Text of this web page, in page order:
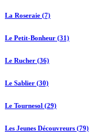
La Roseraie (7)
Le Petit-Bonheur (31)
Le Rucher (36)
Le Sablier (30)
Le Tournesol (29)
Les Jeunes Découvreurs (79)